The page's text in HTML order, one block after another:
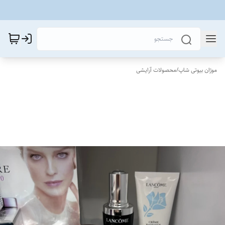
موژان بیوتی شاپ/محصولات آرایشی